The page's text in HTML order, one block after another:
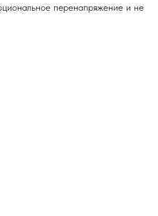
перенапряжение и не